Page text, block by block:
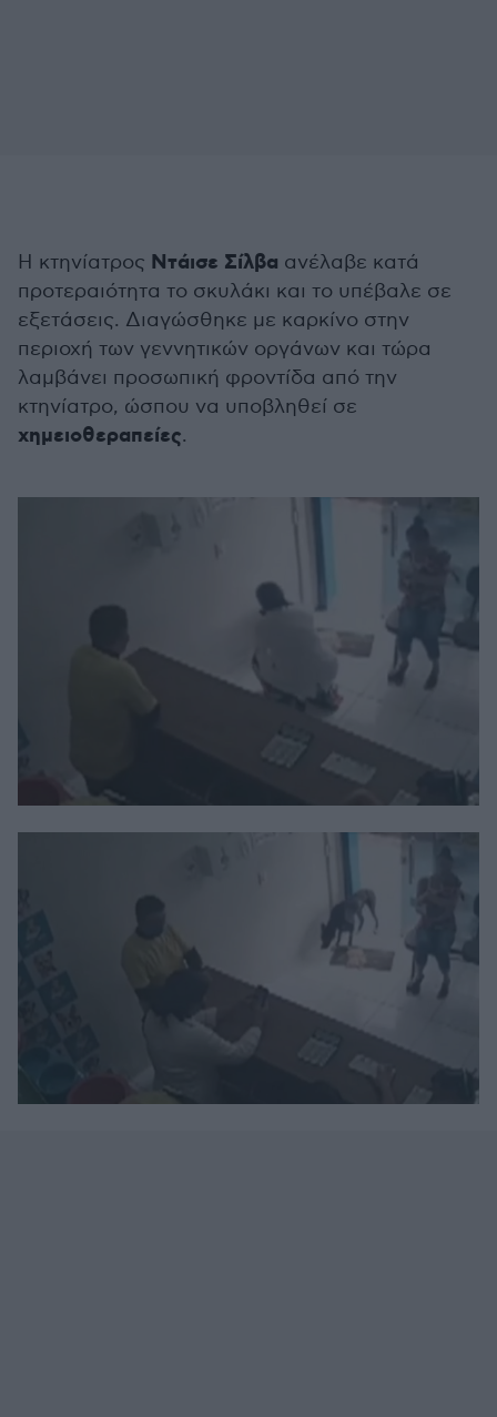
Η κτηνίατρος Ντάισε Σίλβα ανέλαβε κατά
προτεραιότητα το σκυλάκι και το υπέβαλε σε
εξετάσεις. Διαγώσθηκε με καρκίνο στην
περιοχή των γεννητικών οργάνων και τώρα
λαμβάνει προσωπική φροντίδα από την
κτηνίατρο, ώσπου να υποβληθεί σε
χημειοθεραπείες.